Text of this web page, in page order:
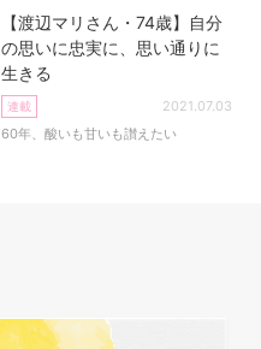
【渡辺マリさん・74歳】自分
の思いに忠実に、思い通りに
生きる
連載
60年、酸いも甘いも讃えたい
2021.07.03